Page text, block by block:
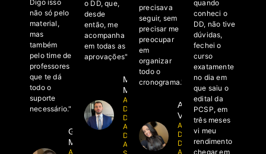
Digo isso
não só pelo
material,
mas
também
pelo time de
professores
que te dá
todo o
suporte
necessário."
Gabriela
Muneratto
Aluna
o DD, que,
desde
então, me
acompanha
em todas as
aprovações"
Matheus
Mundim
Aluno
Dedicação
Delta -
Aprovado
Delegado
AL, SC e
precisava
seguir, sem
precisar me
preocupar
em
organizar
todo o
cronograma."
Adríssia
Vieira
Aluna do
Dedicação
Delta -
Aprovada
quando
conheci o
DD, não tive
dúvidas,
fechei o
curso
exatamente
no dia em
que saiu o
edital da
PCSP, em
três meses
vi meu
rendimento
chegar em